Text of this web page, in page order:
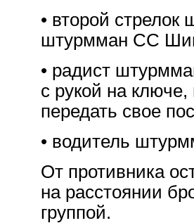
• второй
штурмман СС
• радист
с рукой на ключе,
передать свое
• водитель
От противника
на расстоянии
группой.